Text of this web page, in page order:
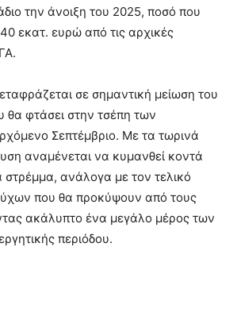
την άνοιξη του 2025, ποσό που
εκατ. ευρώ από τις αρχικές
σε σημαντική μείωση του
θα φτάσει στην τσέπη των
Σεπτέμβριο. Με τα τωρινά
αναμένεται να κυμανθεί κοντά
ανάλογα με τον τελικό
που θα προκύψουν από τους
ακάλυπτο ένα μεγάλο μέρος των
περιόδου.